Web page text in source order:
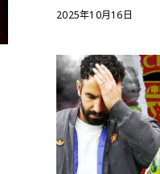
2025年10月16日